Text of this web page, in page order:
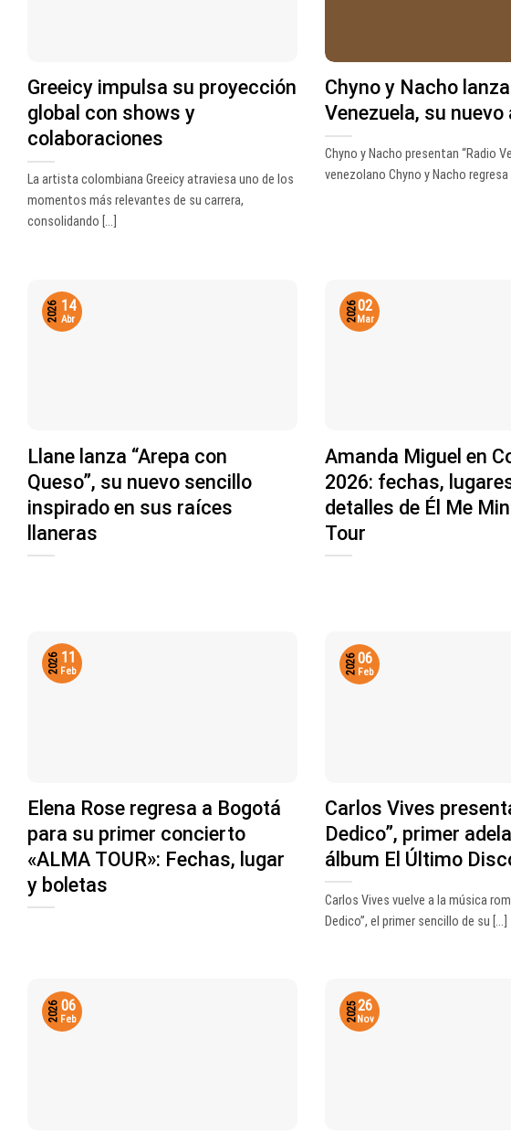
Greeicy impulsa su proyección
global con shows y
colaboraciones
La artista colombiana Greeicy atraviesa uno de los
momentos más relevantes de su carrera,
consolidando [...]
Chyno y Nacho
Venezuela, su nuevo
Chyno y Nacho presentan “Radio
venezolano Chyno y Nacho regresa
Llane lanza “Arepa con
Queso”, su nuevo sencillo
inspirado en sus raíces
llaneras
14
Abr
2026
Amanda Miguel en
2026: fechas,
detalles de Él Me
Tour
02
Mar
2026
Elena Rose regresa a Bogotá
para su primer concierto
«ALMA TOUR»: Fechas, lugar
y boletas
11
Feb
2026
Carlos Vives
Dedico”, primer
álbum El Último
Carlos Vives vuelve a la música
Dedico”, el primer sencillo de su [...]
06
Feb
2026
06
Feb
2026 26
Nov
2025